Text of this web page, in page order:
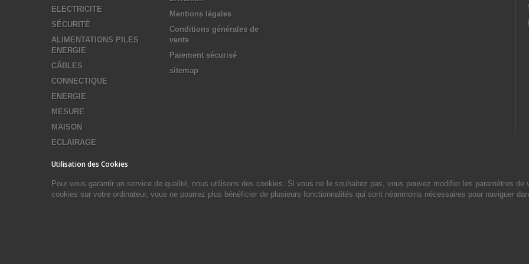
ELECTRICITE
SÉCURITÉ
ALIMENTATIONS PILES
ENERGIE
CÂBLES
CONNECTIQUE
ENERGIE
MESURE
MAISON
ECLAIRAGE
Mentions légales
Conditions générales de
vente
Paiement sécurisé
sitemap
Utilisation des Cookies
Pour vous garantir un service de qualité, nous utilisons des cookies. Si vous ne le souhaitez pas, vous pouvez modifier les paramètres
cookies sur votre ordinateur, vous ne pourrez plus bénéficier de plusieurs fonctionnalités qui sont néanmoins nécessaires pour naviguer